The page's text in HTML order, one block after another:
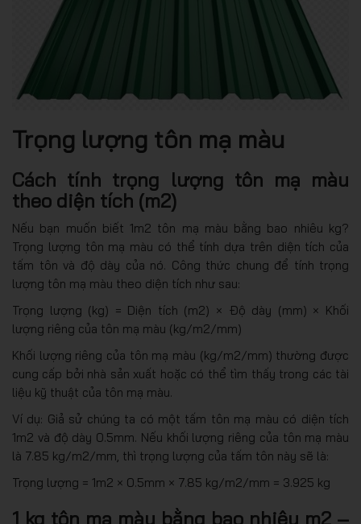
Trọng lượng tôn mạ màu
Cách tính trọng lượng tôn mạ màu
theo diện tích (m2)
Nếu bạn muốn biết 1m2 tôn mạ màu bằng bao nhiêu kg?
Trọng lượng tôn mạ màu có thể tính dựa trên diện tích của
tấm tôn và độ dày của nó. Công thức chung để tính trọng
lượng tôn mạ màu theo diện tích như sau:
Trọng lượng (kg) = Diện tích (m2) × Độ dày (mm) × Khối
lượng riêng của tôn mạ màu (kg/m2/mm)
Khối lượng riêng của tôn mạ màu (kg/m2/mm) thường được
cung cấp bởi nhà sản xuất hoặc có thể tìm thấy trong các tài
liệu kỹ thuật của tôn mạ màu.
Ví dụ: Giả sử chúng ta có một tấm tôn mạ màu có diện tích
1m2 và độ dày 0.5mm. Nếu khối lượng riêng của tôn mạ màu
là 7.85 kg/m2/mm, thì trọng lượng của tấm tôn này sẽ là:
Trọng lượng = 1m2 × 0.5mm × 7.85 kg/m2/mm = 3.925 kg
1 kg tôn mạ màu bằng bao nhiêu m2 –